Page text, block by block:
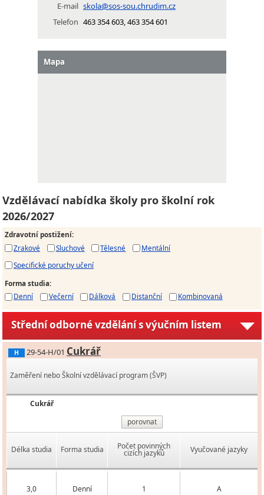
E-mail skola@sos-sou.chrudim.cz
Telefon 463 354 603, 463 354 601
Mapa
Vzdělávací nabídka školy pro školní rok
2026/2027
Zdravotní postižení:
Zrakové
Sluchové Tělesné
Mentální
Specifické poruchy učení
Forma studia:
Denní
Večerní Dálková Distanční Kombinovaná
Střední odborné vzdělání s výučním listem
H 29-54-H/01 Cukrář
Zaměření nebo Školní vzdělávací program (ŠVP)
Cukrář
porovnat
Délka studia Forma studia Počet povinných
cizích jazyků Vyučované jazyky
3,0 Denní 1 A